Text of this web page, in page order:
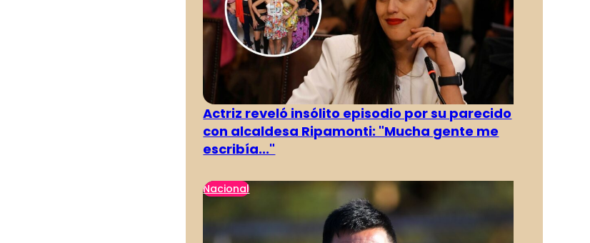
Actriz reveló insólito episodio por su parecido
con alcaldesa Ripamonti: "Mucha gente me
escribía..."
Nacional